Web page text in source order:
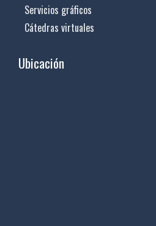
Servicios gráficos
Cátedras virtuales
Ubicación